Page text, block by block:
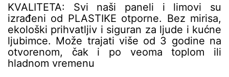
KVALITETA: Svi naši paneli i limovi su
izrađeni od PLASTIKE otporne. Bez mirisa,
ekološki prihvatljiv i siguran za ljude i kućne
ljubimce. Može trajati više od 3 godine na
otvorenom, čak i po veoma toplom ili
hladnom vremenu